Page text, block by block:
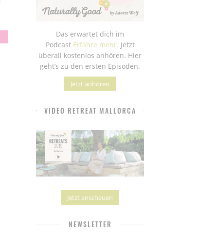
Das erwartet dich im
Podcast Erfahre mehr. Jetzt
überall kostenlos anhören. Hier
geht’s zu den ersten Episoden.
Jetzt anhören
VIDEO RETREAT MALLORCA
Jetzt anschauen
NEWSLETTER